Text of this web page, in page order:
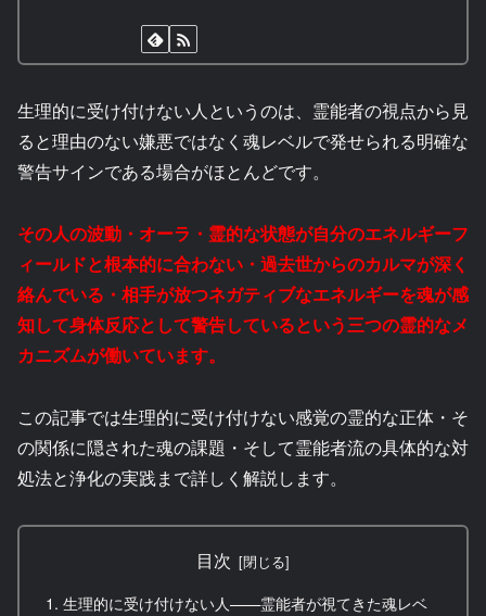
生理的に受け付けない人というのは、霊能者の視点から見
ると理由のない嫌悪ではなく魂レベルで発せられる明確な
警告サインである場合がほとんどです。
その人の波動・オーラ・霊的な状態が自分のエネルギーフ
ィールドと根本的に合わない・過去世からのカルマが深く
絡んでいる・相手が放つネガティブなエネルギーを魂が感
知して身体反応として警告しているという三つの霊的なメ
カニズムが働いています。
この記事では生理的に受け付けない感覚の霊的な正体・そ
の関係に隠された魂の課題・そして霊能者流の具体的な対
処法と浄化の実践まで詳しく解説します。
目次
生理的に受け付けない人——霊能者が視てきた魂レベ